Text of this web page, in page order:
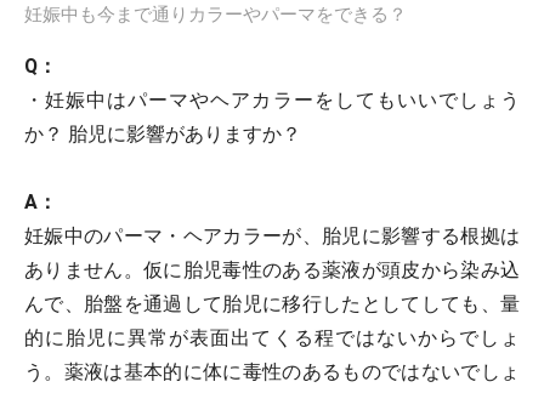
妊娠中も今まで通りカラーやパーマをできる？
Q：
・妊娠中はパーマやヘアカラーをしてもいいでしょう
か？ 胎児に影響がありますか？
A：
妊娠中のパーマ・ヘアカラーが、胎児に影響する根拠は
ありません。仮に胎児毒性のある薬液が頭皮から染み込
んで、胎盤を通過して胎児に移行したとしてしても、量
的に胎児に異常が表面出てくる程ではないからでしょ
う。薬液は基本的に体に毒性のあるものではないでしょ